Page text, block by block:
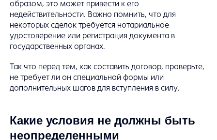
образом, это может привести к его
недействительности. Важно помнить, что для
некоторых сделок требуется нотариальное
удостоверение или регистрация документа в
государственных органах.
Так что перед тем, как составить договор, проверьте,
не требует ли он специальной формы или
дополнительных шагов для вступления в силу.
Какие условия не должны быть
неопределенными